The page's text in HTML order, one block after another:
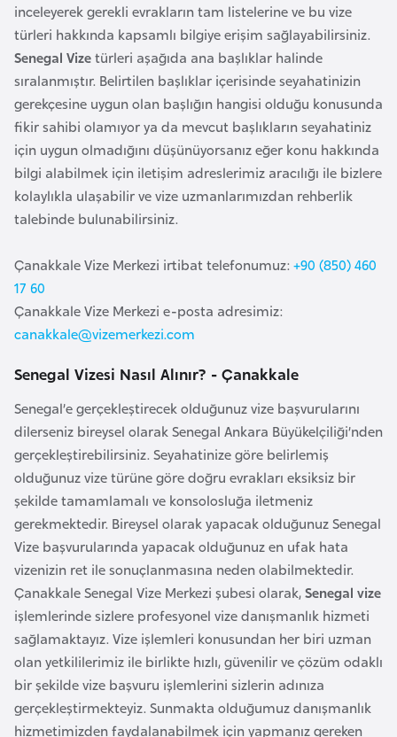
inceleyerek gerekli evrakların tam listelerine ve bu vize
türleri hakkında kapsamlı bilgiye erişim sağlayabilirsiniz.
Senegal Vizetürleri aşağıda ana başlıklar halinde
sıralanmıştır. Belirtilen başlıklar içerisinde seyahatinizin
gerekçesine uygun olan başlığın hangisi olduğu konusunda
fikir sahibi olamıyor ya da mevcut başlıkların seyahatiniz
için uygun olmadığını düşünüyorsanız eğer konu hakkında
bilgi alabilmek için iletişim adreslerimiz aracılığı ile bizlere
kolaylıkla ulaşabilir ve vize uzmanlarımızdan rehberlik
talebinde bulunabilirsiniz.
Çanakkale Vize Merkezi irtibat telefonumuz: +90 (850) 460
17 60
Çanakkale Vize Merkezi e-posta adresimiz:
canakkale@vizemerkezi.com
Senegal Vizesi Nasıl Alınır? - Çanakkale
Senegal’e gerçekleştirecek olduğunuz vize başvurularını
dilerseniz bireysel olarak Senegal Ankara Büyükelçiliği’nden
gerçekleştirebilirsiniz. Seyahatinize göre belirlemiş
olduğunuz vize türüne göre doğru evrakları eksiksiz bir
şekilde tamamlamalı ve konsolosluğa iletmeniz
gerekmektedir. Bireysel olarak yapacak olduğunuz Senegal
Vize başvurularında yapacak olduğunuz en ufak hata
vizenizin ret ile sonuçlanmasına neden olabilmektedir.
Çanakkale Senegal Vize Merkezi şubesi olarak,Senegal vize
işlemlerinde sizlere profesyonel vize danışmanlık hizmeti
sağlamaktayız. Vize işlemleri konusundan her biri uzman
olan yetkililerimiz ile birlikte hızlı, güvenilir ve çözüm odaklı
bir şekilde vize başvuru işlemlerini sizlerin adınıza
gerçekleştirmekteyiz. Sunmakta olduğumuz danışmanlık
hizmetimizden faydalanabilmek için yapmanız gereken
B
o
s
n
a
H
e
r
s
e
B
u
g
s
t
B
u
r
k
i
n
a